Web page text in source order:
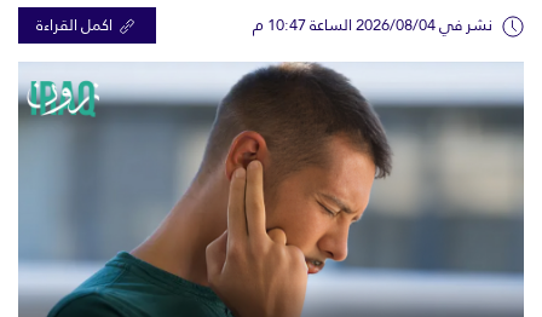
نشر في 2026/08/04 الساعة 10:47 م اكمل القراءة